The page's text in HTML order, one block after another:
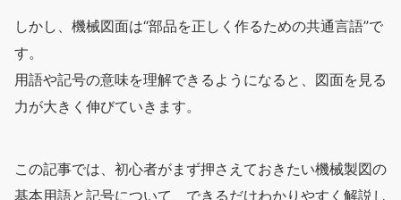
しかし、機械図面は“部品を正しく作るための共通言語”で
す。
用語や記号の意味を理解できるようになると、図面を見る
力が大きく伸びていきます。
この記事では、初心者がまず押さえておきたい機械製図の
基本用語と記号について、できるだけわかりやすく解説し